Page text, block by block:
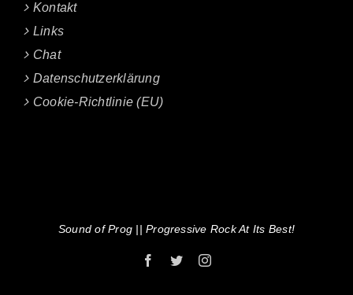
Kontakt
Links
Chat
Datenschutzerklärung
Cookie-Richtlinie (EU)
Sound of Prog || Progressive Rock At Its Best!
Facebook
TwitterInstagram